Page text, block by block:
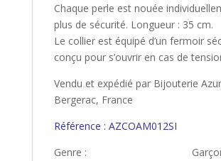
Chaque perle est nouée
plus de sécurité. Longueur : 35 cm.
Le collier est équipé d’un fermoir
conçu pour s’ouvrir en cas de
Vendu et expédié par Bijouterie
Bergerac, France
Référence : AZCOAM012SI
Genre : Garçon,